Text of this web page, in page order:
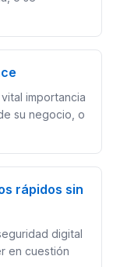
importancia
su negocio, o
rápidos sin
digital
en cuestión